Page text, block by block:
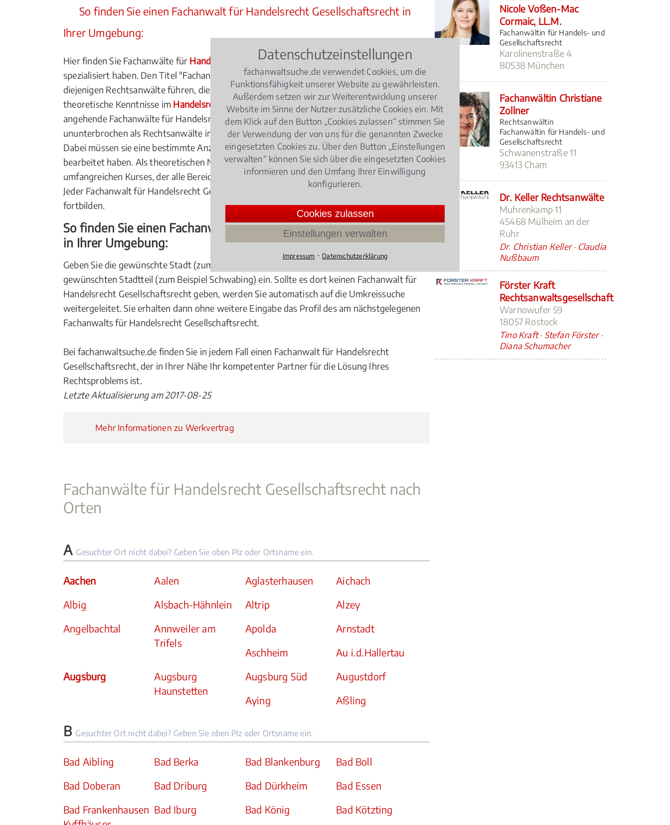
So finden Sie einen Fachanwalt für Handelsrecht Gesellschaftsrecht in
Ihrer Umgebung:
Hier finden Sie Fachanwälte für Handelsrecht Gesellschaftsrecht, die sich aufWerkvertrag
spezialisiert haben. Den Titel "Fachanwalt für Handelsrecht Gesellschaftsrecht" dürfen nur
diejenigen Rechtsanwälte führen, die über besondere praktische Erfahrung und
theoretische Kenntnisse im Handelsrecht Gesellschaftsrecht
verfügen. Einerseits müssen
angehende Fachanwälte für HandelsrechtGesellschaftsrechtmindestens drei Jahre
ununterbrochen als Rechtsanwälte im Handelsrecht Gesellschaftsrecht tätig gewesen sein.
Dabei müssen sie eine bestimmte Anzahl an Fällen im Handelsrecht Gesellschaftsrecht
bearbeitet haben. Als theoretischen Nachweis dient das erfolgreiche Absolvieren eines
umfangreichen Kurses, der alle Bereiche des Handelsrecht Gesellschaftsrechts abdeckt.
Jeder Fachanwalt für Handelsrecht Gesellschaftsrecht muss sich im Anschluss daran jährlich
fortbilden.
So finden Sie einen Fachanwalt für Handelsrecht Gesellschaftsrecht
in Ihrer Umgebung:
Geben Sie die gewünschte Stadt (zum Beispiel München) beziehungsweise den
gewünschten Stadtteil (zum Beispiel Schwabing) ein. Sollte es dort keinen Fachanwalt für
Handelsrecht Gesellschaftsrecht geben, werden Sie automatisch auf die Umkreissuche
weitergeleitet. Sie erhalten dann ohne weitere Eingabe das Profil des am nächstgelegenen
Fachanwalts für Handelsrecht Gesellschaftsrecht.
Bei fachanwaltsuche.de finden Sie in jedem Fall einen Fachanwalt für Handelsrecht
Gesellschaftsrecht, der in Ihrer Nähe Ihr kompetenter Partner für die Lösung Ihres
Rechtsproblems ist.
Letzte Aktualisierung am 2017-08-25
Mehr Informationen zu Werkvertrag
Fachanwälte für Handelsrecht Gesellschaftsrecht nach
Orten
A Gesuchter Ort nicht dabei? Geben Sie oben Plz oder Ortsname ein.
Aachen Aalen Aglasterhausen
Aichach
Albig
Alsbach-Hähnlein Altrip
Alzey
Angelbachtal
Annweiler am
Trifels
Apolda
Arnstadt
Aschheim
Au i.d.Hallertau
Augsburg
Augsburg
Haunstetten
Augsburg Süd
Augustdorf
Aying
Aßling
B Gesuchter Ort nicht dabei? Geben Sie oben Plz oder Ortsname ein.
Bad Aibling Bad Berka Bad Blankenburg
Bad Boll
Bad Doberan
Bad Driburg Bad Dürkheim
Bad Essen
Bad Frankenhausen Bad Iburg Bad König Bad Kötzting
Nicole Voßen-Mac
Cormaic, LL.M.
Fachanwältin für Handels- und
Gesellschaftsrecht
Karolinenstraße 4
80538 München
Fachanwältin Christiane
Zollner
Rechtsanwältin
Fachanwältin für Handels- und
Gesellschaftsrecht
Schwanenstraße 11
93413 Cham
Dr. Keller Rechtsanwälte
Muhrenkamp 11
45468 Mülheim an der
Ruhr
Dr. Christian Keller· Claudia
Nußbaum
Förster Kraft
Rechtsanwaltsgesellschaft
Warnowufer 59
18057 Rostock
Tino Kraft· Stefan Förster·
Diana Schumacher
Datenschutzeinstellungen
fachanwaltsuche.de verwendet Cookies, um die
Funktionsfähigkeit unserer Website zu gewährleisten.
Außerdem setzen wir zur Weiterentwicklung unserer
Website im Sinne der Nutzer zusätzliche Cookies ein. Mit
dem Klick auf den Button „Cookies zulassen“ stimmen Sie
der Verwendung der von uns für die genannten Zwecke
eingesetzten Cookies zu. Über den Button „Einstellungen
verwalten“ können Sie sich über die eingesetzten Cookies
informieren und den Umfang Ihrer Einwilligung
konfigurieren.
Cookies zulassen
Einstellungen verwalten
Impressum ⁃ Datenschutzerklärung